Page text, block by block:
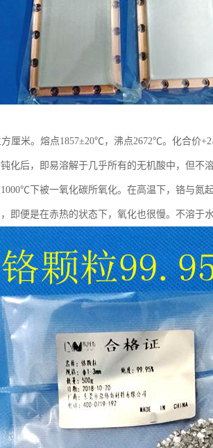
厘米。熔点1857±20℃，沸点2672℃。化合价
化后，即易溶解于几乎所有的无机酸中，但不
下被一氧化碳所氧化。在高温下，铬与氮
即便是在赤热的状态下，氧化也很慢。不溶于